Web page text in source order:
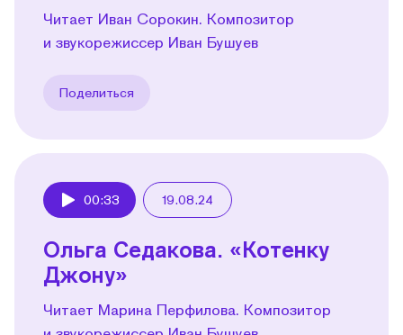
Читает Иван Сорокин. Композитор
и звукорежиссер Иван Бушуев
Поделиться
00:33 19.08.24
Ольга Седакова. «Котенку
Джону»
Читает Марина Перфилова. Композитор